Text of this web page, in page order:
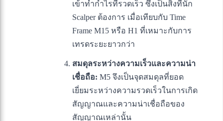
เข้าทำกำไรที่รวดเร็ว ซึ่งเป็นสิ่งที่นัก
Scalper ต้องการ เมื่อเทียบกับ Time
Frame M15 หรือ H1 ที่เหมาะกับการ
เทรดระยะยาวกว่า
สมดุลระหว่างความเร็วและความน่า
เชื่อถือ: M5 จึงเป็นจุดสมดุลที่ยอด
เยี่ยมระหว่างความรวดเร็วในการเกิด
สัญญาณและความน่าเชื่อถือของ
สัญญาณเหล่านั้น